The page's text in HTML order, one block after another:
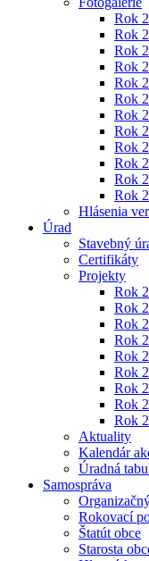
Rok
Rok
Rok
Rok
Rok
Rok
Rok
Rok
Rok
Rok
Rok
Rok
Hlásenia
Úrad
Stavebný
Certifikáty
Projekty
Rok
Rok
Rok
Rok
Rok
Rok
Rok
Rok
Rok
Aktuality
Kalendár
Úradná
Samospráva
Rokovací
Štatút obce
Starosta